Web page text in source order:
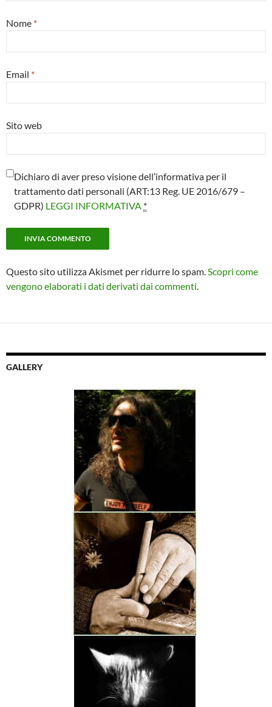
Nome *
Email *
Sito web
Dichiaro di aver preso visione dell’informativa per il
trattamento dati personali (ART:13 Reg. UE 2016/679 –
GDPR) LEGGI INFORMATIVA *
Questo sito utilizza Akismet per ridurre lo spam.Scopri come
vengono elaborati i dati derivati dai commenti.
GALLERY